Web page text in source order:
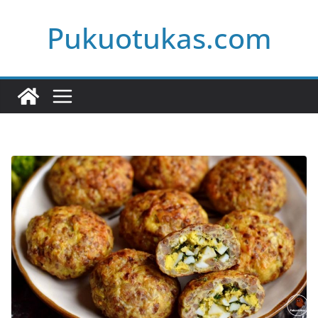
Pukuotukas.com